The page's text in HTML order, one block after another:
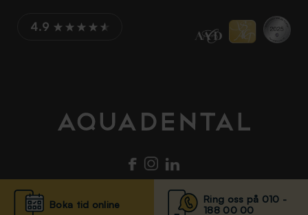
Boka tid online
Ring oss på 010 -
188 00 00
4.9
© Aqua Dental 2025 Integritetsmeddelande